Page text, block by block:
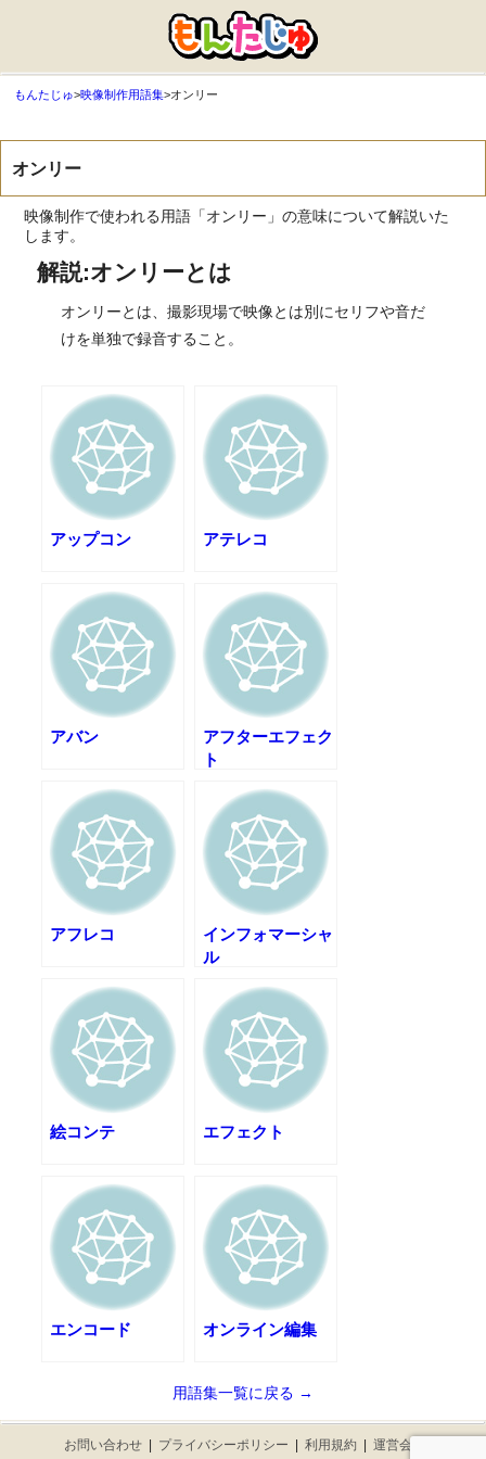
もんたじゅ>映像制作用語集>オンリー
オンリー
映像制作で使われる用語「オンリー」の意味について解説いた
します。
解説:オンリーとは
オンリーとは、撮影現場で映像とは別にセリフや音だ
けを単独で録音すること。
アップコン アテレコ
アバン
アフターエフェク
ト
アフレコ
インフォマーシャ
ル
絵コンテ エフェクト
エンコード オンライン編集
用語集一覧に戻る →
お問い合わせ | プライバシーポリシー | 利用規約 | 運営会社